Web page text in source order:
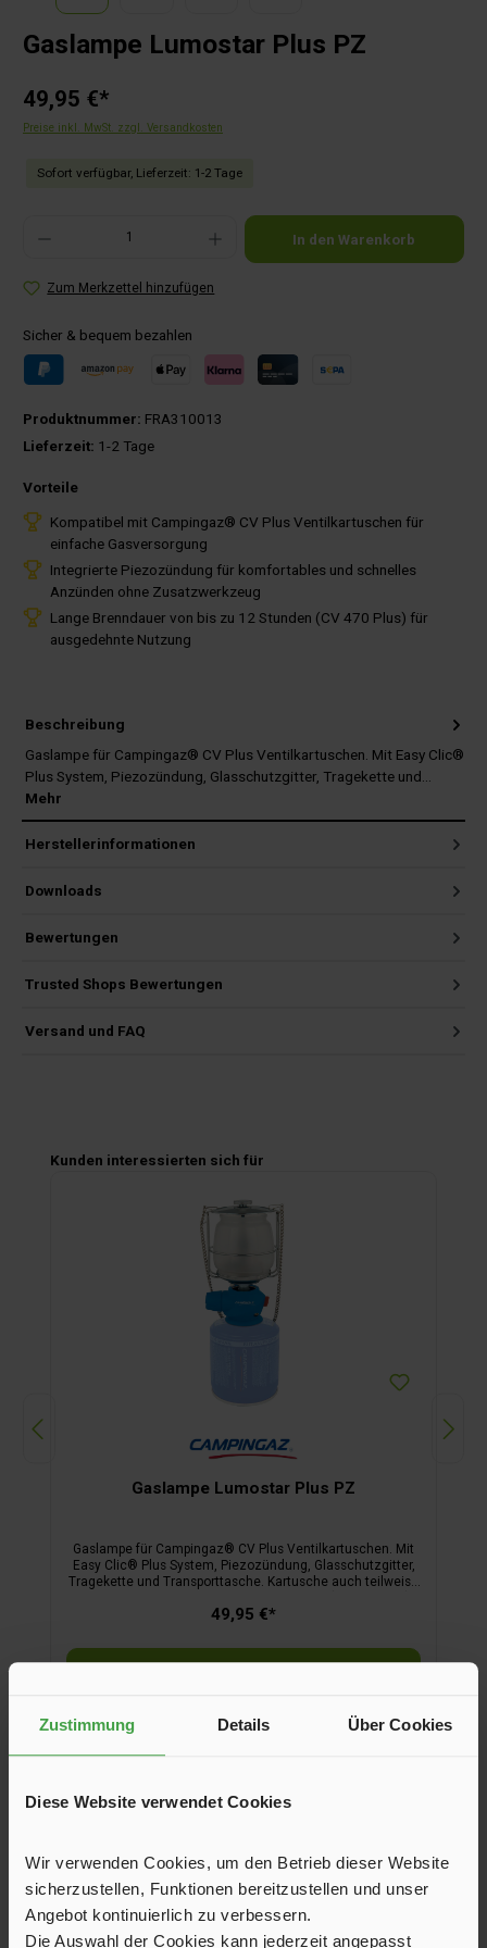
Zustimmung Details Über Cookies
Diese Website verwendet Cookies
Wir verwenden Cookies, um den Betrieb dieser Website
sicherzustellen, Funktionen bereitzustellen und unser
Angebot kontinuierlich zu verbessern.
Die Auswahl der Cookies kann jederzeit angepasst
Gaslampe Lumostar Plus PZ
49,95 €*
Preise inkl. MwSt. zzgl. Versandkosten
Sofort verfügbar, Lieferzeit: 1-2 Tage
Produkt Anzahl: Gib den gewünschten Wert ein oder benutze die Schaltflächen um die
In den Warenkorb
Zum Merkzettel hinzufügen
Sicher & bequem bezahlen
Produktnummer: FRA310013
Lieferzeit: 1-2 Tage
Vorteile
Kompatibel mit Campingaz® CV Plus Ventilkartuschen für
einfache Gasversorgung
Integrierte Piezozündung für komfortables und schnelles
Anzünden ohne Zusatzwerkzeug
Lange Brenndauer von bis zu 12 Stunden (CV 470 Plus) für
ausgedehnte Nutzung
Beschreibung
Gaslampe für Campingaz® CV Plus Ventilkartuschen. Mit Easy Clic®
Plus System, Piezozündung, Glasschutzgitter, Tragekette und…
Mehr
Herstellerinformationen
Downloads
Bewertungen
Trusted Shops Bewertungen
Versand und FAQ
Produktgalerie überspringen
Kunden interessierten sich für
Gaslampe Lumostar Plus PZ
Gaslampe für Campingaz® CV Plus Ventilkartuschen. Mit
Easy Clic® Plus System, Piezozündung, Glasschutzgitter,
Tragekette und Transporttasche. Kartusche auch teilweise
bzw. 6 Std. 20 Min. (CV 300 Plus).
49,95 €*
In den Warenkorb
Produktgalerie überspringen